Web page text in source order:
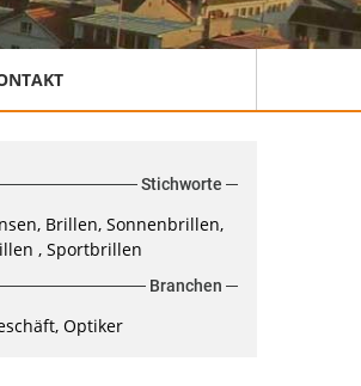
Stichworte
Brillen, Sonnenbrillen,
, Sportbrillen
Branchen
Optiker